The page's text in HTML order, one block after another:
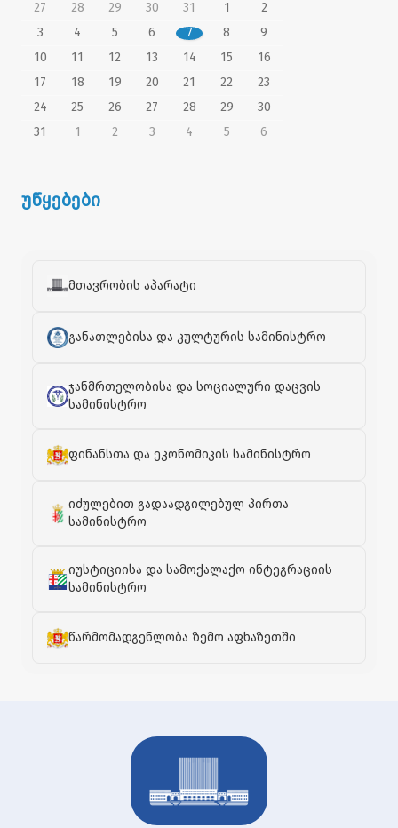
27
28 29 30 31 1
2
3
4 5 6 7 8
9
10
11 12 13 14 15
16
17
18 19 20 21 22
23
24
25 26 27 28 29
30
31
1 2 3 4 5 6
უწყებები
მთავრობის აპარატი
განათლებისა და კულტურის სამინისტრო
ჯანმრთელობისა და სოციალური დაცვის
სამინისტრო
ფინანსთა და ეკონომიკის სამინისტრო
იძულებით გადაადგილებულ პირთა
სამინისტრო
იუსტიციისა და სამოქალაქო ინტეგრაციის
სამინისტრო
წარმომადგენლობა ზემო აფხაზეთში